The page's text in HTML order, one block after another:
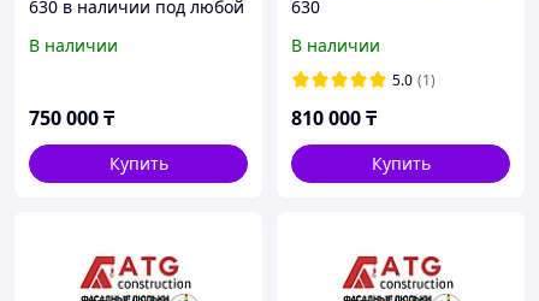
630 в наличии под любой
В наличии
750 000₸
Купить
630
В наличии
5.0 (1)
810 000₸
Купить